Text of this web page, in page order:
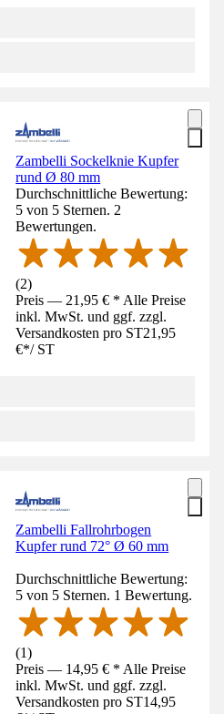
Zambelli Sockelknie Kupfer
rund Ø 80 mm
Durchschnittliche Bewertung:
5 von 5 Sternen. 2
Bewertungen.
(2)
Preis — 21,95 € * Alle Preise
inkl. MwSt. und ggf. zzgl.
Versandkosten pro ST21,95
€*/ ST
Zambelli Fallrohrbogen
Kupfer rund 72° Ø 60 mm
Durchschnittliche Bewertung:
5 von 5 Sternen. 1 Bewertung.
(1)
Preis — 14,95 € * Alle Preise
inkl. MwSt. und ggf. zzgl.
Versandkosten pro ST14,95